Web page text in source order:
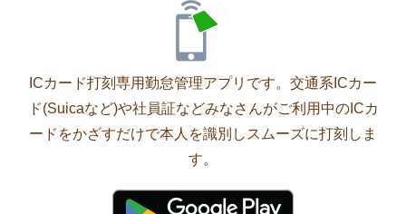
ICカード打刻専用勤怠管理アプリです。交通系ICカー
ド(Suicaなど)や社員証などみなさんがご利用中のICカ
ードをかざすだけで本人を識別しスムーズに打刻しま
す。